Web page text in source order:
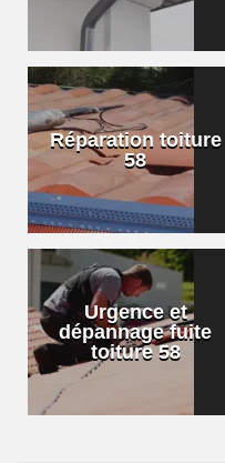
Réparation toiture
58
Urgence et
dépannage fuite
toiture 58